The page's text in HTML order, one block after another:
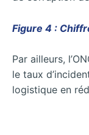
Figure 4 :
Par ailleurs,
le taux
logistique en